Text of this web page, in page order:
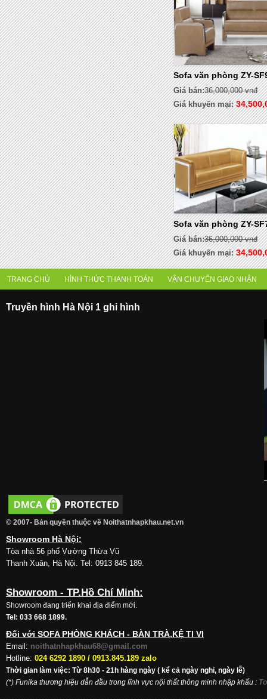
Sofa văn phòng ZY-
Giá bán:36,000,000 vnđ
Giá khuyến mại:
Sofa văn phòng ZY-
Giá bán:36,000,000 vnđ
Giá khuyến mại:
TRANG CHỦ HÌNH THỨC THANH TOÁN VẬN CHUYỂN GIAO NHẬN
Truyền hình Hà Nội 1 ghi hình
© 2007- Bản quyền thuộc về Noithatnhapkhau.net.vn
Showroom Hà Nội:
Tòa nhà 56 phố Vường Thừa Vũ
Thanh Xuân, Hà Nội. Tel: 0913 845 189.
Showroom - TP.Hồ Chí Minh:
Showroom đang triển khai địa điểm mới.
Tel: 033 668 1899.
Đối với SOFA PHÒNG KHÁCH - BÀN TRÀ,KỆ TI VI
Email: noithatnhapkhau68@gmail.com
Hotline: 024 6292 1890 / 0913.845.189 zalo
Thời gian làm việc: Từ 8h30 - 21h hàng ngày ( kể cả ngày nghỉ, ngày lễ)
(*) Funika thương hiệu dẫn đầu trong lĩnh vực nội thất thông minh nhập khẩu :